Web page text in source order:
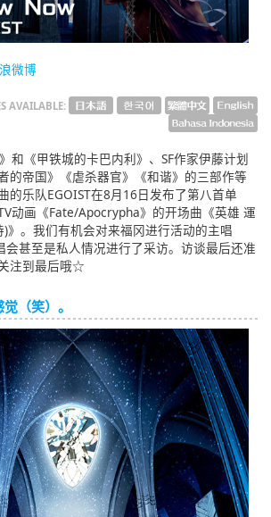
Bahasa Indonesia
微博
AVAILABLE:
和《甲铁城的卡巴内利》、SF作家伊藤计划
的帝国》《虐杀器官》《和谐》的三部作等
的乐队EGOIST在8月16日发布了第八首单
动画《Fate/Apocrypha》的开场曲《英雄 運
》。我们有机会对来福冈进行活动的主唱
甚至是私人情况进行了采访。访谈最后还准
注到最后哦☆
（笑）。